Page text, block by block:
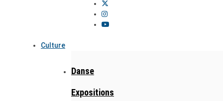
Culture
Danse
Expositions